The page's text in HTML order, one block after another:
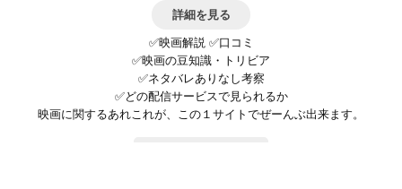
詳細を見る
✅映画解説 ✅口コミ
✅映画の豆知識・トリビア
✅ネタバレありなし考察
✅どの配信サービスで見られるか
映画に関するあれこれが、この１サイトでぜーんぶ出来ます。